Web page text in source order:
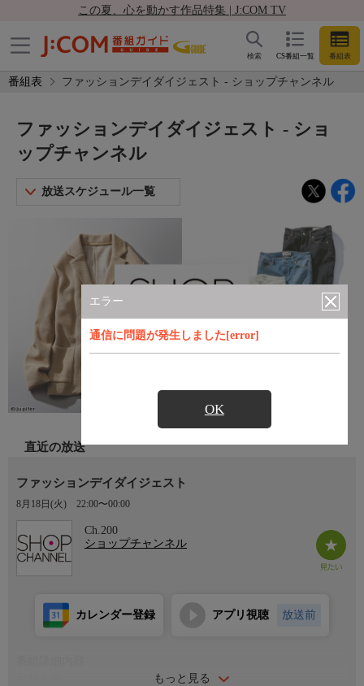
この夏、心を動かす作品特集 | J:COM TV
CS番組一覧 番組表
検索
番組表 ファッションデイダイジェスト - ショップチャンネル
エラー
通信に問題が発生しました[error]
OK
ファッションデイダイジェスト - ショ
ップチャンネル
放送スケジュール一覧
直近の放送
ファッションデイダイジェスト
8月18日(火) 22:00〜00:00
Ch.200
ショップチャンネル
もっと見る
カレンダー登録 アプリ視聴 放送前